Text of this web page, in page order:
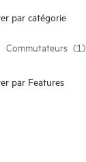
par catégorie
Commutateurs (1)
par Features